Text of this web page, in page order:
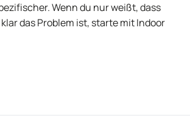
Wenn du nur weißt, dass
das Problem ist, starte mit Indoor